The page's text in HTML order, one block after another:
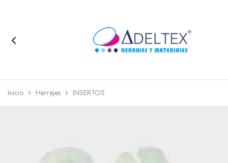
Inicio Herrajes INSERTOS